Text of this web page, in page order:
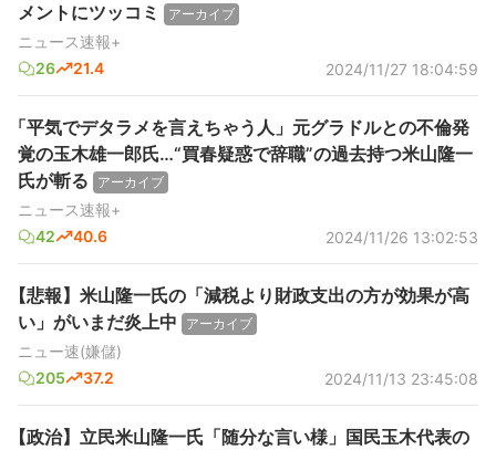
メントにツッコミ
アーカイブ
ニュース速報+
26
21.4 2024/11/27 18:04:59
「平気でデタラメを言えちゃう人」元グラドルとの不倫発
覚の玉木雄一郎氏…“買春疑惑で辞職”の過去持つ米山隆一
氏が斬る
アーカイブ
ニュース速報+
42
40.6 2024/11/26 13:02:53
【悲報】米山隆一氏の「減税より財政支出の方が効果が高
い」がいまだ炎上中
アーカイブ
ニュー速(嫌儲)
205
37.2 2024/11/13 23:45:08
【政治】立民米山隆一氏「随分な言い様」国民玉木代表の